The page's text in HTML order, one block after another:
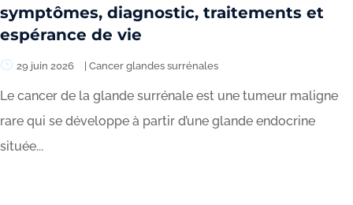
symptômes, diagnostic, traitements et
espérance de vie
29 juin 2026 Cancer glandes surrénales
Le cancer de la glande surrénale est une tumeur maligne
rare qui se développe à partir d’une glande endocrine
située...